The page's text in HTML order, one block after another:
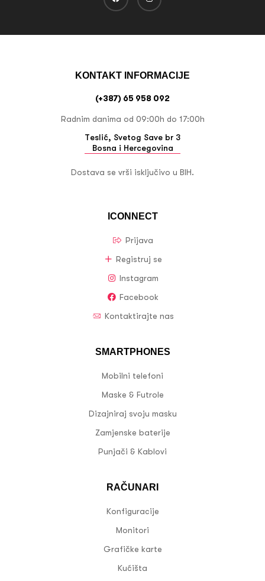
ICONNECT
Prijava
Registruj se
Instagram
Facebook
Kontaktirajte nas
SMARTPHONES
Mobilni telefoni
Maske & Futrole
Dizajniraj svoju masku
Zamjenske baterije
Punjači & Kablovi
RAČUNARI
Konfiguracije
Monitori
Grafičke karte
Kućišta
KONTAKT INFORMACIJE
(+387) 65 958 092
Radnim danima od 09:00h do 17:00h
Teslić, Svetog Save br 3
Bosna i Hercegovina
Dostava se vrši isključivo u BIH.